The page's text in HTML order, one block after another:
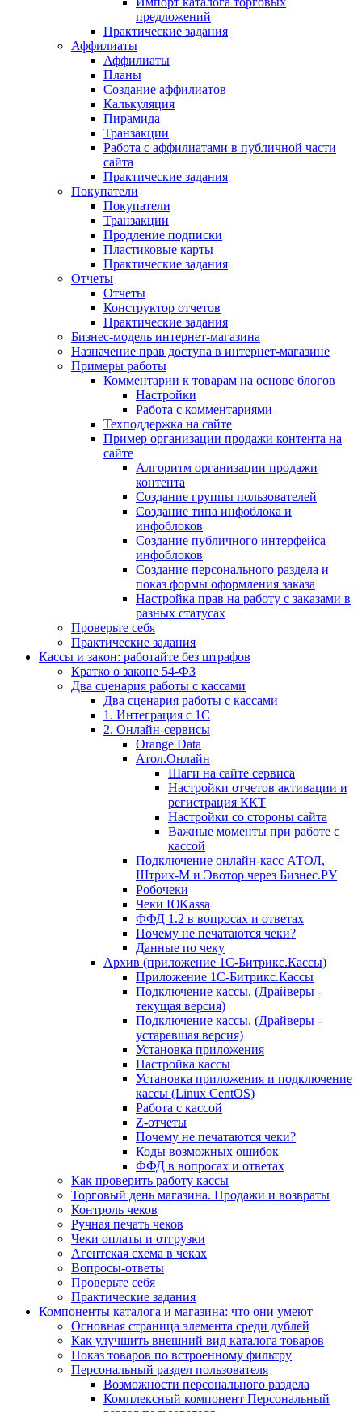
предложений
Практические задания
Аффилиаты
Аффилиаты
Планы
Создание аффилиатов
Калькуляция
Пирамида
Транзакции
Работа с аффилиатами в публичной части
сайта
Практические задания
Покупатели
Покупатели
Транзакции
Продление подписки
Пластиковые карты
Практические задания
Отчеты
Отчеты
Конструктор отчетов
Практические задания
Бизнес-модель интернет-магазина
Назначение прав доступа в интернет-магазине
Примеры работы
Комментарии к товарам на основе блогов
Настройки
Работа с комментариями
Техподдержка на сайте
Пример организации продажи контента на
сайте
Алгоритм организации продажи
контента
Создание группы пользователей
Создание типа инфоблока и
инфоблоков
Создание публичного интерфейса
инфоблоков
Создание персонального раздела и
показ формы оформления заказа
Настройка прав на работу с заказами в
разных статусах
Проверьте себя
Практические задания
Кассы и закон: работайте без штрафов
Кратко о законе 54-ФЗ
Два сценария работы с кассами
Два сценария работы с кассами
1. Интеграция с 1С
2. Онлайн-сервисы
Orange Data
Атол.Онлайн
Шаги на сайте сервиса
Настройки отчетов активации и
регистрация ККТ
Настройки со стороны сайта
Важные моменты при работе с
кассой
Подключение онлайн-касс АТОЛ,
Штрих-М и Эвотор через Бизнес.РУ
Робочеки
Чеки ЮKassa
ФФД 1.2 в вопросах и ответах
Почему не печатаются чеки?
Данные по чеку
Архив (приложение 1С-Битрикс.Кассы)
Приложение 1С-Битрикс.Кассы
Подключение кассы. (Драйверы -
текущая версия)
Подключение кассы. (Драйверы -
устаревшая версия)
Установка приложения
Настройка кассы
Установка приложения и подключение
кассы (Linux CentOS)
Работа с кассой
Z-отчеты
Почему не печатаются чеки?
Коды возможных ошибок
ФФД в вопросах и ответах
Как проверить работу кассы
Торговый день магазина. Продажи и возвраты
Контроль чеков
Ручная печать чеков
Чеки оплаты и отгрузки
Агентская схема в чеках
Вопросы-ответы
Проверьте себя
Практические задания
Компоненты каталога и магазина: что они умеют
Основная страница элемента среди дублей
Как улучшить внешний вид каталога товаров
Показ товаров по встроенному фильтру
Персональный раздел пользователя
Возможности персонального раздела
Комплексный компонент Персональный